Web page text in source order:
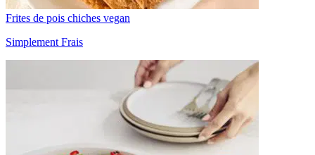
Frites de pois chiches vegan
Simplement Frais